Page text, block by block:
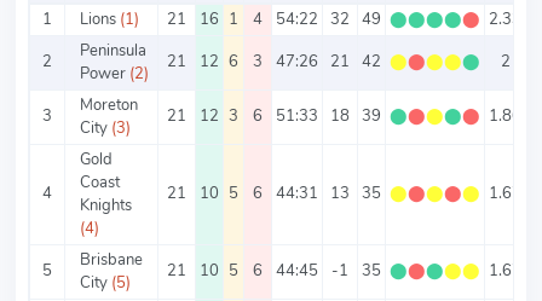
1
Lions (1) 21 16 1 4 54:22 32 49 ⬤⬤⬤⬤⬤ 2.33
2
Peninsula
Power (2)
21 12 6 3 47:26 21 42 ⬤⬤⬤⬤⬤ 2
3
Moreton
City (3)
21 12 3 6 51:33 18 39 ⬤⬤⬤⬤⬤ 1.86
4
Gold
Coast
Knights
(4)
21 10 5 6 44:31 13 35 ⬤⬤⬤⬤⬤ 1.67
5
Brisbane
City (5)
21 10 5 6 44:45 -1 35 ⬤⬤⬤⬤⬤ 1.67